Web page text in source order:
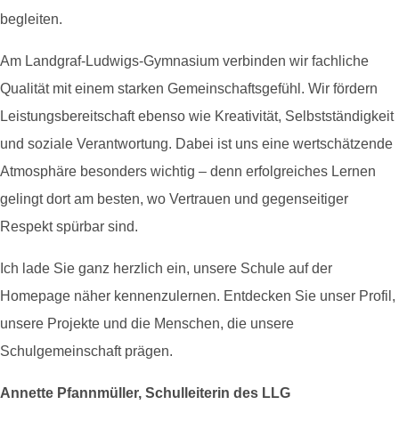
begleiten.
Am Landgraf-Ludwigs-Gymnasium verbinden wir fachliche
Qualität mit einem starken Gemeinschaftsgefühl. Wir fördern
Leistungsbereitschaft ebenso wie Kreativität, Selbstständigkeit
und soziale Verantwortung. Dabei ist uns eine wertschätzende
Atmosphäre besonders wichtig – denn erfolgreiches Lernen
gelingt dort am besten, wo Vertrauen und gegenseitiger
Respekt spürbar sind.
Ich lade Sie ganz herzlich ein, unsere Schule auf der
Homepage näher kennenzulernen. Entdecken Sie unser Profil,
unsere Projekte und die Menschen, die unsere
Schulgemeinschaft prägen.
Annette Pfannmüller, Schulleiterin des LLG